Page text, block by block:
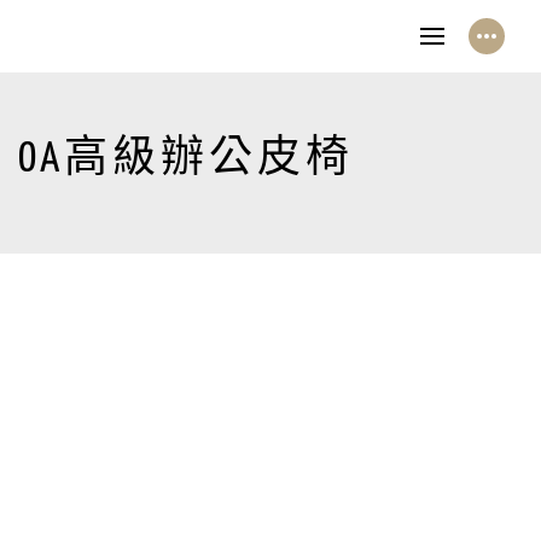
OA高級辦公皮椅